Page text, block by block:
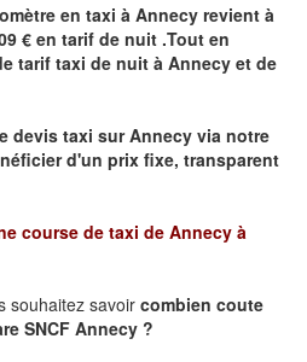
en taxi à Annecy revient à
€ en tarif de nuit .Tout en
tarif taxi de nuit à Annecy et de
devis taxi surAnnecy via notre
d'un prix fixe, transparent
course de taxi de Annecy à
souhaitez savoir combien coute
SNCF Annecy ?